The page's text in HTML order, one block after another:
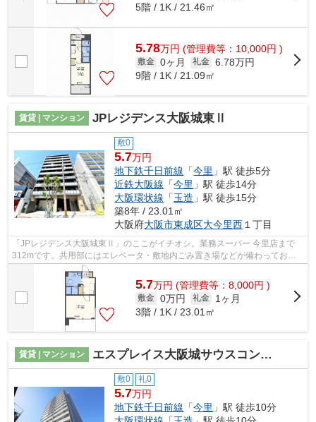
5階 / 1K / 21.46㎡
5.78万円 (管理費等：10,000円 )
敷金 0ヶ月 礼金 6.78万円
9階 / 1K / 21.09㎡
賃貸 | マンション JPレジデンス大阪城東Ⅱ
敷0
5.7万円
地下鉄千日前線 「今里 」駅 徒歩5分
近鉄大阪線 「今里 」駅 徒歩14分
大阪環状線 「玉造 」駅 徒歩15分
築8年 / 23.01㎡
大阪府大阪市東成区大今里西１丁目
「JPレジデンス大阪城東Ⅱ」のここがイチオシ。業務スーパー 今里店まで
312mです。共用部にはエレベータ・敷地内ごみ置き場などが備わっており
とても充実しています。特徴的な外観と洗...
5.7万円 (管理費等：8,000円 )
敷金 0万円 礼金
1ヶ月
3階 / 1K / 23.01㎡
賃貸 | マンション エスプレイス大阪城サウスコンフォート
敷0 礼0
5.7万円
地下鉄千日前線 「今里 」駅 徒歩10分